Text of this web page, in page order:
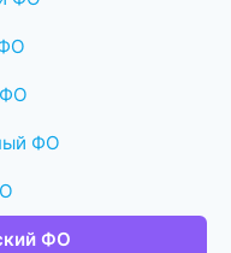
ФО
ФО
ФО